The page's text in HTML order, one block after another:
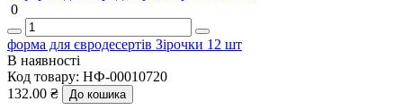
0
форма для євродесертів Зірочки 12 шт
В наявності
Код товару: НФ-00010720
132.00 ₴
До кошика